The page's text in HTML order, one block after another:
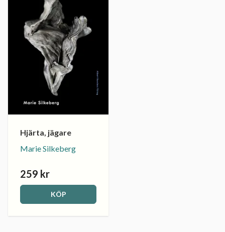
Hjärta, jägare
Marie Silkeberg
259 kr
KÖP